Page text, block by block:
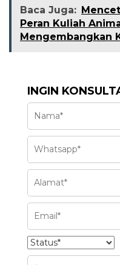
Baca Juga:
Peran Kuliah
Mengembangkan
INGIN